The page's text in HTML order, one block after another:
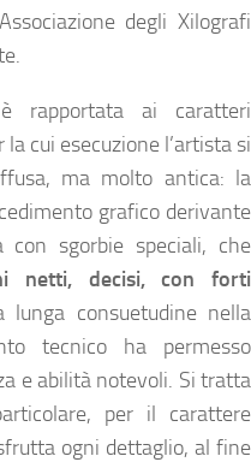
degli Xilografi
rapportata ai caratteri
cui esecuzione l’artista si
ma molto antica: la
grafico derivante
con sgorbie speciali, che
netti, decisi, con forti
lunga consuetudine nella
tecnico ha permesso
e abilità notevoli. Si tratta
per il carattere
ogni dettaglio, al fine